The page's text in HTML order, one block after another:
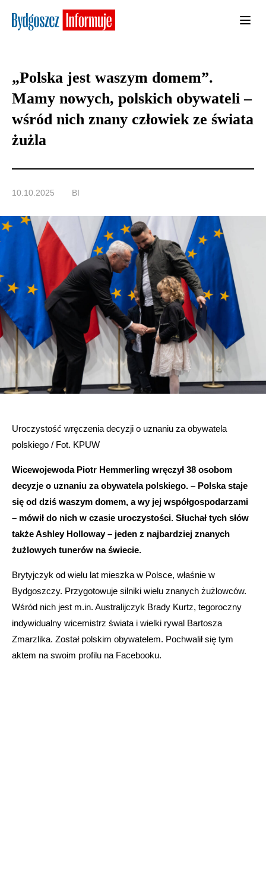
„Polska jest waszym domem”.
Mamy nowych, polskich obywateli –
wśród nich znany człowiek ze świata
żużla
10.10.2025 BI
Uroczystość wręczenia decyzji o uznaniu za obywatela
polskiego / Fot. KPUW
Wicewojewoda Piotr Hemmerling wręczył 38 osobom
decyzje o uznaniu za obywatela polskiego. – Polska staje
się od dziś waszym domem, a wy jej współgospodarzami
– mówił do nich w czasie uroczystości. Słuchał tych słów
także Ashley Holloway – jeden z najbardziej znanych
żużlowych tunerów na świecie.
Brytyjczyk od wielu lat mieszka w Polsce, właśnie w
Bydgoszczy. Przygotowuje silniki wielu znanych żużlowców.
Wśród nich jest m.in. Australijczyk Brady Kurtz, tegoroczny
indywidualny wicemistrz świata i wielki rywal Bartosza
Zmarzlika. Został polskim obywatelem. Pochwalił się tym
aktem na swoim profilu na Facebooku.